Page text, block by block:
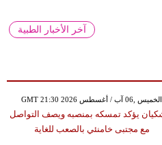
آخر الأخبار الطبية
GMT 21:30 2026 الخميس ,06 آب / أغسطس
يؤكد تمسكه بمنصبه ويصف التواصل
مع مجتبى خامنئي بالصعب للغاية